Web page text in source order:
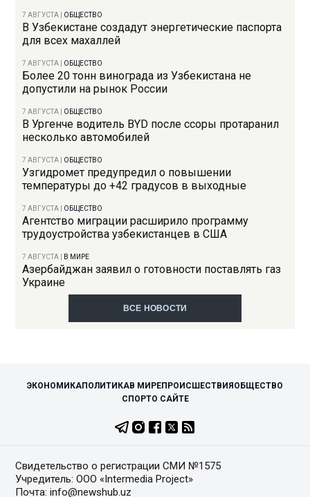
7 АВГУСТА ОБЩЕСТВО
В Узбекистане создадут энергетические паспорта
для всех махаллей
7 АВГУСТА ОБЩЕСТВО
Более 20 тонн винограда из Узбекистана не
допустили на рынок России
7 АВГУСТА ОБЩЕСТВО
В Ургенче водитель BYD после ссоры протаранил
несколько автомобилей
7 АВГУСТА ОБЩЕСТВО
Узгидромет предупредил о повышении
температуры до +42 градусов в выходные
7 АВГУСТА ОБЩЕСТВО
Агентство миграции расширило программу
трудоустройства узбекистанцев в США
7 АВГУСТА В МИРЕ
Азербайджан заявил о готовности поставлять газ
Украине
ВСЕ НОВОСТИ
ЭКОНОМИКАПОЛИТИКАВ МИРЕПРОИСШЕСТВИЯ ОБЩЕСТВО
СПОРТО САЙТЕ
Свидетельство о регистрации СМИ №1575
Учредитель: ООО «Intermedia Project»
Почта: info@newshub.uz